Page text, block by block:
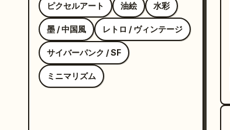
ピクセルアート 油絵 水彩
墨 / 中国風 レトロ / ヴィンテージ
サイバーパンク / SF
ミニマリズム